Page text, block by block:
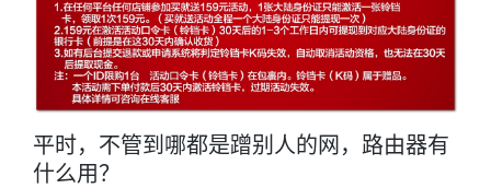
平时，不管到哪都是蹭别人的网，路由器有
什么用？